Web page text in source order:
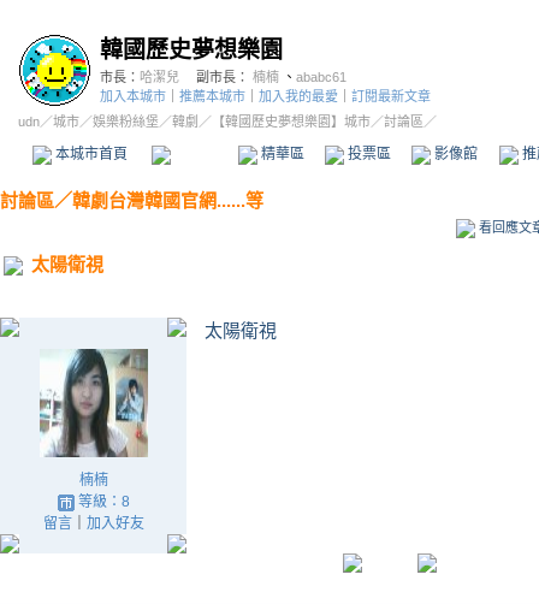
韓國歷史夢想樂園
市長： 哈潔兒 副市長： 楠楠 、 ababc61
加入本城市
推薦本城市 加入我的最愛
訂閱最新文章
udn／城市／娛樂粉絲堡 ／韓劇 ／ 【韓國歷史夢想樂園】城市／討論區／
本城市首頁 精華區 投票區 影像館
討論區／韓劇台灣韓國官網......等
看回應文
太陽衛視
楠楠
等級：8
留言｜ 加入好友
太陽衛視